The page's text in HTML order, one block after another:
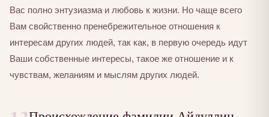
Вас полно энтузиазма и любовь к жизни. Но чаще всего
Вам свойственно пренебрежительное отношения к
интересам других людей, так как, в первую очередь идут
Ваши собственные интересы, такое же отношение и к
чувствам, желаниям и мыслям других людей.